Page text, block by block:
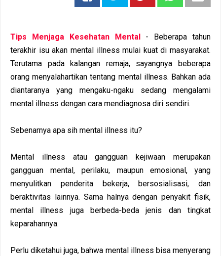
Tips Menjaga Kesehatan Mental
- Beberapa tahun
terakhir isu akan mental illness mulai kuat di masyarakat.
Terutama pada kalangan remaja, sayangnya beberapa
orang menyalahartikan tentang mental illness. Bahkan ada
diantaranya yang mengaku-ngaku sedang mengalami
mental illness dengan cara mendiagnosa diri sendiri.
Sebenarnya apa sih mental illness itu?
Mental illness atau gangguan kejiwaan merupakan
gangguan mental, perilaku, maupun emosional, yang
menyulitkan penderita bekerja, bersosialisasi, dan
beraktivitas lainnya. Sama halnya dengan penyakit fisik,
mental illness juga berbeda-beda jenis dan tingkat
keparahannya.
Perlu diketahui juga, bahwa mental illness bisa menyerang